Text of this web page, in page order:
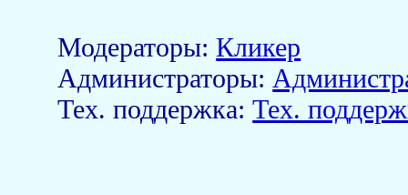
Модераторы:Кликер
Aдминистраторы:
Тех. поддержка:Тех.